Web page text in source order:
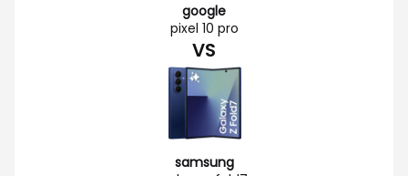
google
pixel 10 pro
VS
samsung